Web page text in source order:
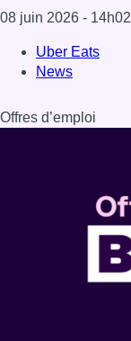
08 juin 2026 - 14h02
Uber Eats
News
Offres d’emploi